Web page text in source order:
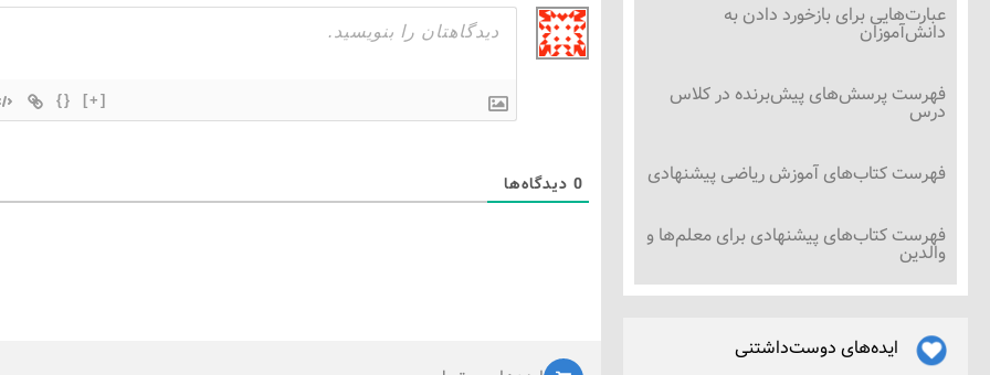
عبارت‌هایی برای بازخورد دادن به
دانش‌آموزان
فهرست پرسش‌های پیش‌برنده در کلاس
درس
فهرست کتاب‌های آموزش ریاضی پیشنهادی
فهرست کتاب‌های پیشنهادی برای معلم‌ها و
والدین
ایده‌های دوست‌داشتنی
{} [+]
0دیدگاه‌ها